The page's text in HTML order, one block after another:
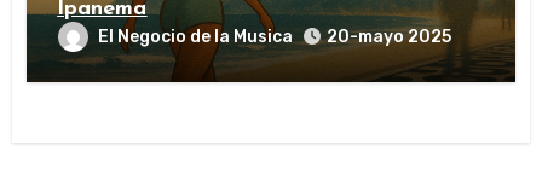
Ipanema
El Negocio de la Musica 20-mayo 2025